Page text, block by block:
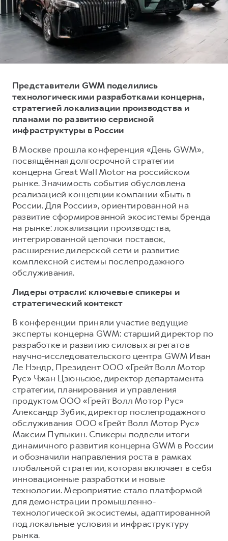
DARGO
от 3 199 000 ₽ от 3 499 000 ₽
F7
от 2 899 000 ₽
F7X
от 3 599 000 ₽
POER
от 3 449 000 ₽
Тест-драйв
Трейд-ин
КРЕДИТ И СТРАХОВАНИЕ
Кредитный калькулятор
Страхование
Кредит
КОРПОРАТИВНЫМ КЛИЕНТАМ
Для малого бизнеса
Корпоративным клиентам
Крупным корпоративным клиентам
Система управления автопарком
Сервис для корпоративных клиентов
HAVAL Лизинг
АКСЕССУАРЫ HAVAL
Автомобильные аксессуары
Коллекция CITY
Коллекция Базовая
Коллекция Детская
СЕРВИСНОЕ ОБСЛУЖИВАНИЕ
Нулевое ТО
Программа «Помощь на дороге»
Регламенты технического обслуживания
Электронный ПТС
ПОДДЕРЖКА
GWM Безопасность
Гарантия HAVAL
Мобильное приложение GWM
Программа «HAVAL Защита+»
Руководства по эксплуатации
Подписки
АКСЕССУАРЫ HAVAL
Автомобильные аксессуары
Коллекция CITY
Коллекция Базовая
Коллекция Детская
О дилере
Наша команда
Контакты
Представители GWM поделились
технологическими разработками концерна,
стратегией локализации производства и
планами по развитию сервисной
инфраструктуры в России
В Москве прошла конференция «День GWM»,
посвящённая долгосрочной стратегии
концерна Great Wall Motor на российском
рынке. Значимость события обусловлена
реализацией концепции компании «Быть в
России. Для России», ориентированной на
развитие сформированной экосистемы бренда
на рынке: локализации производства,
интегрированной цепочки поставок,
расширение дилерской сети и развитие
комплексной системы послепродажного
обслуживания.
Лидеры отрасли: ключевые спикеры и
стратегический контекст
В конференции приняли участие ведущие
эксперты концерна GWM: старший директор по
разработке и развитию силовых агрегатов
научно-исследовательского центра GWM Иван
Ле Нэндр, Президент ООО «Грейт Волл Мотор
Рус» Чжан Цзюньсюе, директор департамента
стратегии, планирования и управления
продуктом ООО «Грейт Волл Мотор Рус»
Александр Зубик, директор послепродажного
обслуживания ООО «Грейт Волл Мотор Рус»
Максим Пупыкин. Спикеры подвели итоги
динамичного развития концерна GWM в России
и обозначили направления роста в рамках
глобальной стратегии, которая включает в себя
инновационные разработки и новые
технологии. Мероприятие стало платформой
для демонстрации промышленно-
технологической экосистемы, адаптированной
под локальные условия и инфраструктуру
рынка.